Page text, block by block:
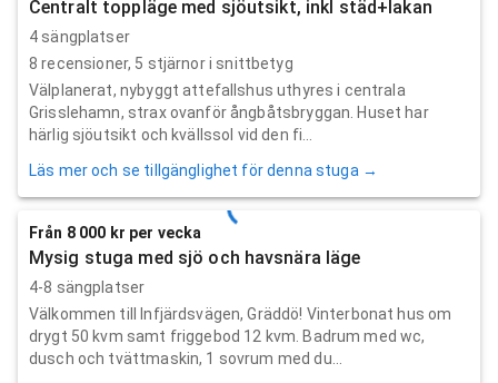
Centralt toppläge med sjöutsikt, inkl städ+lakan
4 sängplatser
8 recensioner, 5 stjärnor i snittbetyg
Välplanerat, nybyggt attefallshus uthyres i centrala
Grisslehamn, strax ovanför ångbåtsbryggan. Huset har
härlig sjöutsikt och kvällssol vid den fi...
Läs mer och se tillgänglighet för denna stuga →
Från 8 000 kr per vecka
Mysig stuga med sjö och havsnära läge
4-8 sängplatser
Välkommen till Infjärdsvägen, Gräddö! Vinterbonat hus om
drygt 50 kvm samt friggebod 12 kvm. Badrum med wc,
dusch och tvättmaskin, 1 sovrum med du...